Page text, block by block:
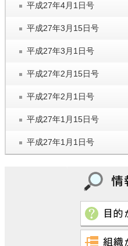
平成27年4月1日号
平成27年3月15日号
平成27年3月1日号
平成27年2月15日号
平成27年2月1日号
平成27年1月15日号
平成27年1月1日号